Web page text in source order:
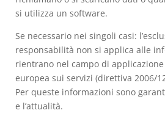
si utilizza un software.
Se necessario nei singoli casi:
responsabilità non si applica alle
rientrano nel campo di
europea sui servizi (direttiva 2006/
Per queste informazioni sono
e l’attualità.